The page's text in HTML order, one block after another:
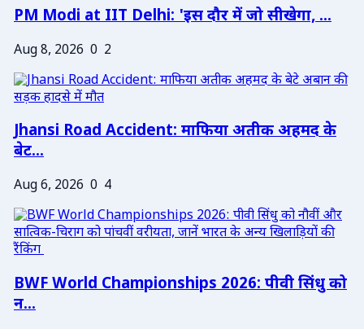
PM Modi at IIT Delhi: 'इस दौर में जो सीखेगा, ...
Aug 8, 2026 0 2
Jhansi Road Accident: माफिया अतीक अहमद के
बेट...
Aug 6, 2026 0 4
BWF World Championships 2026: पीवी सिंधु को
न...